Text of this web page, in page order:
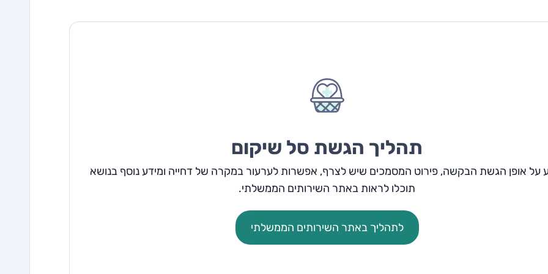
תהליך הגשת סל שיקום
על אופן הגשת הבקשה, פירוט המסמכים שיש לצרף, אפשרות לערעור במקרה של דחייה ומידע נוסף בנושא
תוכלו לראות באתר השירותים הממשלתי.
לתהליך באתר השירותים הממשלתי